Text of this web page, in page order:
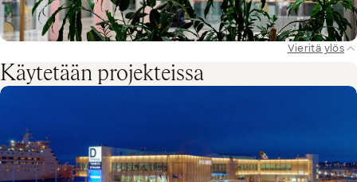
Vieritä ylös
Käytetään projekteissa